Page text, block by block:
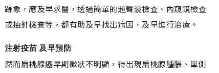
跡象，應及早求醫，透過簡單的超聲波檢查、內窺鏡檢查
或抽針檢查等，都有助及早找出病因，及早進行治療。
注射疫苗 及早預防
然而扁桃腺癌早期徵狀不明顯，待出現扁桃腺腫脹、單側